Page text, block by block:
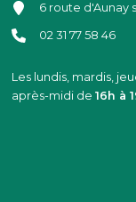
6 route d'Aunay
02 31 77 58 46
Les lundis, mardis,
après-midi de16h à